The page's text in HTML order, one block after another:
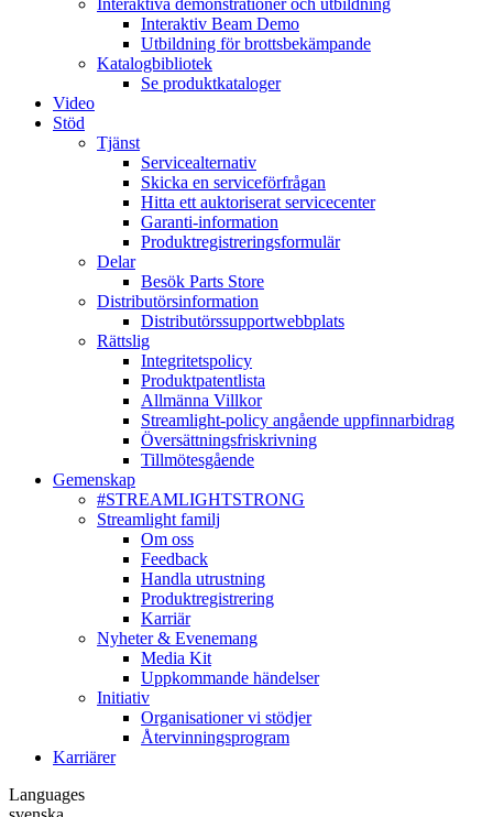
Interaktiva demonstrationer och utbildning
Interaktiv Beam Demo
Utbildning för brottsbekämpande
Katalogbibliotek
Se produktkataloger
Video
Stöd
Tjänst
Servicealternativ
Skicka en serviceförfrågan
Hitta ett auktoriserat servicecenter
Garanti-information
Produktregistreringsformulär
Delar
Besök Parts Store
Distributörsinformation
Distributörssupportwebbplats
Rättslig
Integritetspolicy
Produktpatentlista
Allmänna Villkor
Streamlight-policy angående uppfinnarbidrag
Översättningsfriskrivning
Tillmötesgående
Gemenskap
#STREAMLIGHTSTRONG
Streamlight familj
Om oss
Feedback
Handla utrustning
Produktregistrering
Karriär
Nyheter & Evenemang
Media Kit
Uppkommande händelser
Initiativ
Organisationer vi stödjer
Återvinningsprogram
Karriärer
Languages